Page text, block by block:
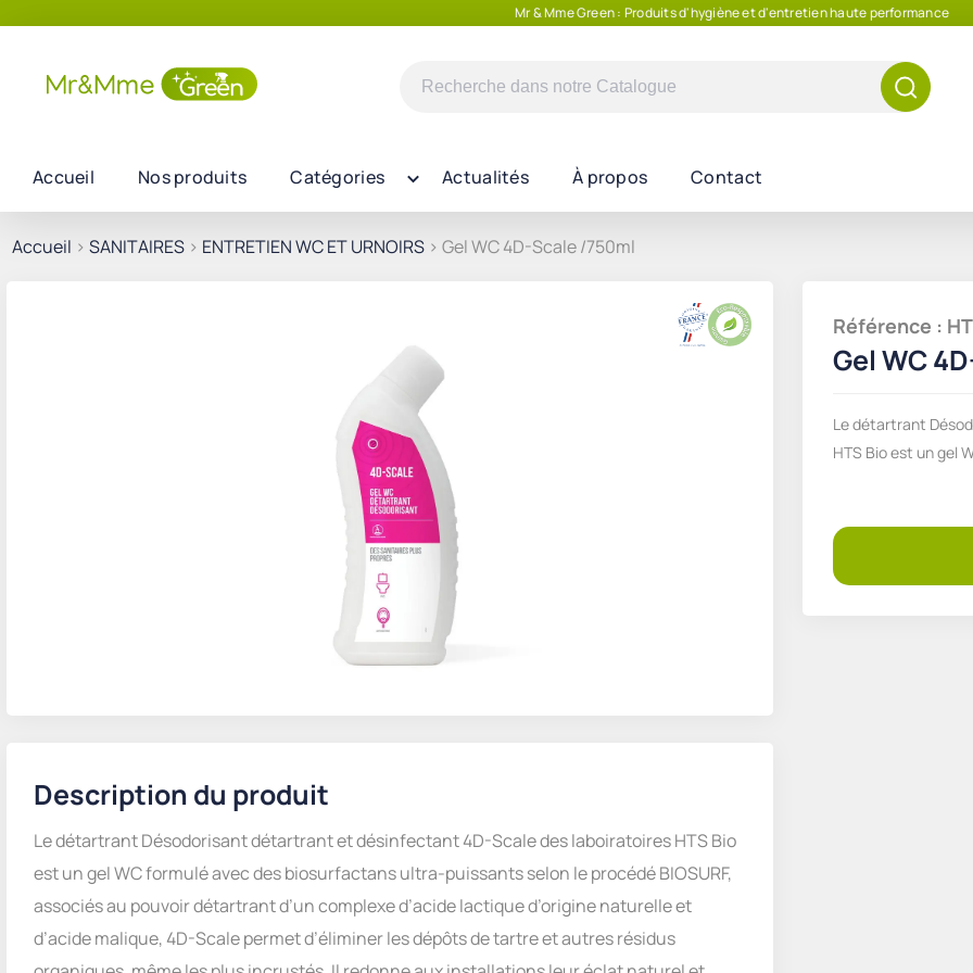
Mr & Mme Green : Produits d'hygiène et d'entretien haute performance
Recherche
Accueil Nos produits Catégories Actualités À propos Contact
Accueil > SANITAIRES > ENTRETIEN WC ET URNOIRS > Gel WC 4D-Scale /750ml
Description du produit
Le détartrant Désodorisant détartrant et désinfectant 4D-Scale des laboiratoires HTS Bio
est un gel WC formulé avec des biosurfactans ultra-puissants selon le procédé BIOSURF,
associés au pouvoir détartrant d’un complexe d’acide lactique d’origine naturelle et
d’acide malique, 4D-Scale permet d’éliminer les dépôts de tartre et autres résidus
Référence :
Gel WC
Le détartrant
HTS Bio est un gel